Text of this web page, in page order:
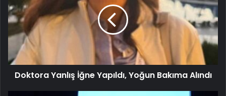
Doktora Yanlış İğne Yapıldı, Yoğun Bakıma Alındı